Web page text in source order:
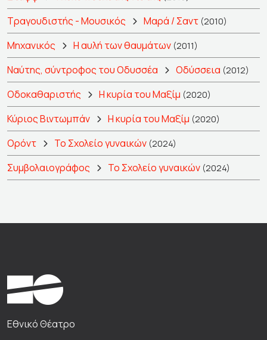
Τραγουδιστής - Μουσικός Μαρά / Σαντ (2010)
Μηχανικός Η αυλή των θαυμάτων (2011)
Ναύτης, σύντροφος του Οδυσσέα Οδύσσεια (2012)
Οδοκαθαριστής Η κυρία του Μαξίμ (2020)
Κύριος Βιντωμπάν Η κυρία του Μαξίμ (2020)
Ορόντ Το Σχολείο γυναικών (2024)
Συμβολαιογράφος Το Σχολείο γυναικών (2024)
Εθνικό Θέατρο